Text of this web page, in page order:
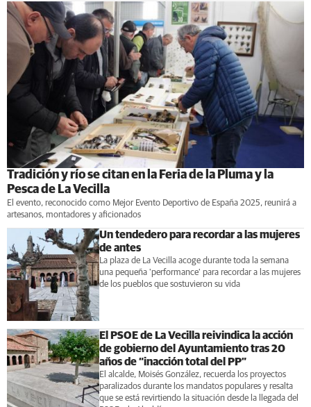
Tradición y río se citan en la Feria de la Pluma y la
Pesca de La Vecilla
El evento, reconocido como Mejor Evento Deportivo de España 2025, reunirá a
artesanos, montadores y aficionados
Un tendedero para recordar a las mujeres
de antes
La plaza de La Vecilla acoge durante toda la semana
una pequeña 'performance' para recordar a las mujeres
de los pueblos que sostuvieron su vida
El PSOE de La Vecilla reivindica la acción
de gobierno del Ayuntamiento tras 20
años de “inacción total del PP”
El alcalde, Moisés González, recuerda los proyectos
paralizados durante los mandatos populares y resalta
que se está revirtiendo la situación desde la llegada del